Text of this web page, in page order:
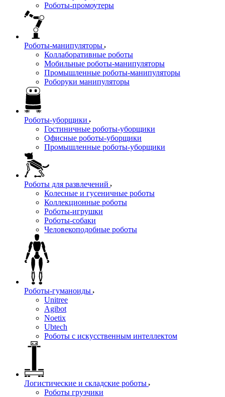
Роботы-промоутеры
Роботы-манипуляторы
Коллаборативные роботы
Мобильные роботы-манипуляторы
Промышленные роботы-манипуляторы
Роборуки манипуляторы
Роботы-уборщики
Гостиничные роботы-уборщики
Офисные роботы-уборщики
Промышленные роботы-уборщики
Роботы для развлечений
Колесные и гусеничные роботы
Коллекционные роботы
Роботы-игрушки
Роботы-собаки
Человекоподобные роботы
Роботы-гуманоиды
Unitree
Agibot
Noetix
Ubtech
Роботы с искусственным интеллектом
Логистические и складские роботы
Роботы грузчики